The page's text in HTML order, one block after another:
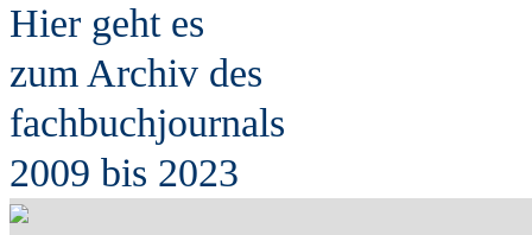
Hier geht es
zum Archiv des
fachbuchjournals
2009 bis 2023